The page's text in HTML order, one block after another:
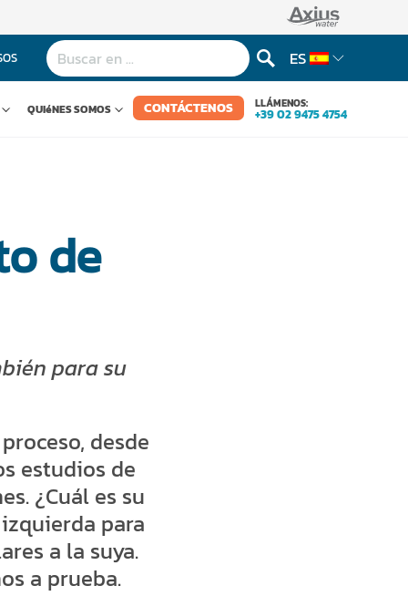
ES
QUIéNES SOMOS CONTÁCTENOS LLÁMENOS:
+39 02 9475 4754
de
para su
desde
estudios de
¿Cuál es su
para
a la suya.
a prueba.